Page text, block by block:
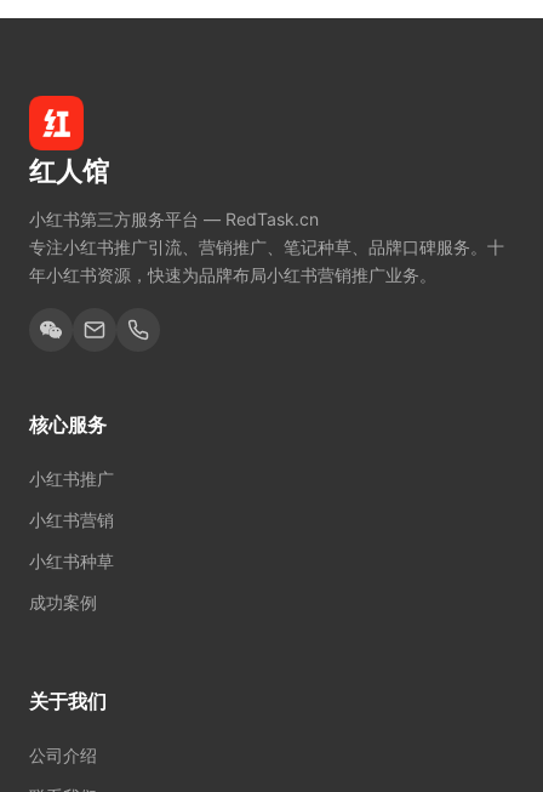
红人馆
小红书第三方服务平台 — RedTask.cn
专注小红书推广引流、营销推广、笔记种草、品牌口碑服务。十
年小红书资源，快速为品牌布局小红书营销推广业务。
核心服务
小红书推广
小红书营销
小红书种草
成功案例
关于我们
公司介绍